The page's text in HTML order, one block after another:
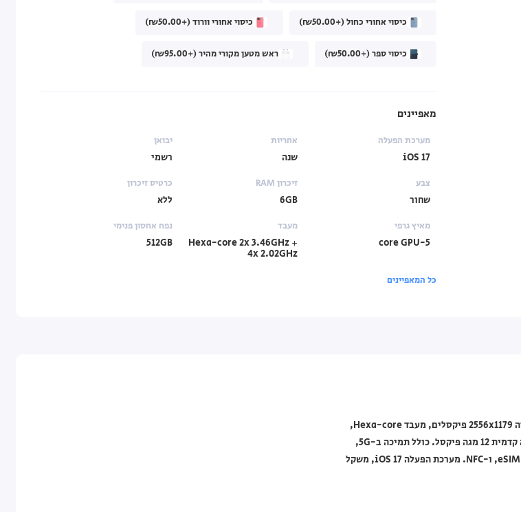
כיסוי אחורי כחול (+₪50.00) כיסוי אחורי וורוד (+₪50.00)
כיסוי ספר (+₪50.00) ראש מטען מקורי מהיר (+₪95.00)
מאפיינים
מערכת הפעלה
iOS 17
אחריות
שנה
יבואן
רשמי
צבע
שחור
זיכרון RAM
6GB
כרטיס זיכרון
ללא
מאיץ גרפי
5-core GPU
מעבד
Hexa-core 2x 3.46GHz +
4x 2.02GHz
נפח אחסון פנימי
512GB
כל המאפיינים
טלפון סלולרי Apple iPhone 15 דגם MTPC3HX/A בצבע שחור, עם מסך בגודל 6.1" ורזולוציה 2556x1179 פיקסלים, מעבד Hexa-core,
זיכרון RAM בנפח 6GB, אחסון פנימי בנפח 512GB, מצלמה אחורית 48+12 מגה פיקסל ומצלמה קדמית 12 מגה פיקסל. כולל תמיכה ב-5G,
עמידות במים בתקן IP68, טעינה אלחוטית, וסוללה בנפח 3349mAh. המכשיר כולל סים כפול, eSIM, ו-NFC. מערכת הפעלה iOS 17, משקל